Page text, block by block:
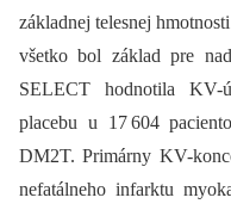
základnej telesnej
všetko bol základ pre
SELECT hodnotila KV-
placebu u 17 604
DM2T. Primárny KV-
nefatálneho infarktu